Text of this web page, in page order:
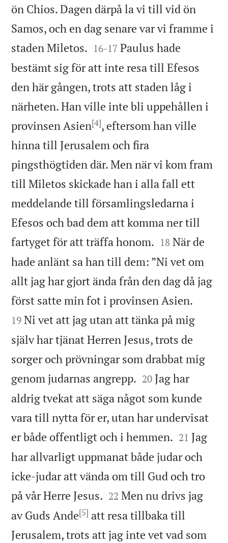
ön Chios. Dagen därpå la vi till vid ön
Samos, och en dag senare var vi framme i
staden Miletos. 

16-17 Paulus hade
bestämt sig för att inte resa till Efesos
den här gången, trots att staden låg i
närheten. Han ville inte bli uppehållen i
provinsen Asien[4], eftersom han ville
hinna till Jerusalem och fira
pingsthögtiden där. Men när vi kom fram
till Miletos skickade han i alla fall ett
meddelande till församlingsledarna i
Efesos och bad dem att komma ner till
fartyget för att träffa honom. 

18 När de
hade anlänt sa han till dem: ”Ni vet om
allt jag har gjort ända från den dag då jag
först satte min fot i provinsen Asien.
19 Ni vet att jag utan att tänka på mig
själv har tjänat Herren Jesus, trots de
sorger och prövningar som drabbat mig
genom judarnas angrepp. 

20 Jag har
aldrig tvekat att säga något som kunde
vara till nytta för er, utan har undervisat
er både offentligt och i hemmen. 

21 Jag
har allvarligt uppmanat både judar och
icke-judar att vända om till Gud och tro
på vår Herre Jesus. 

22 Men nu drivs jag
av Guds Ande[5] att resa tillbaka till
Jerusalem, trots att jag inte vet vad som